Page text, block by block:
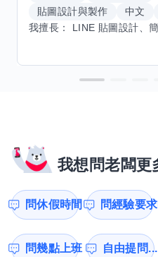
貼圖設計與製作
中文
我想問老闆更
問休假時間 問經驗要求
問幾點上班 自由提問...